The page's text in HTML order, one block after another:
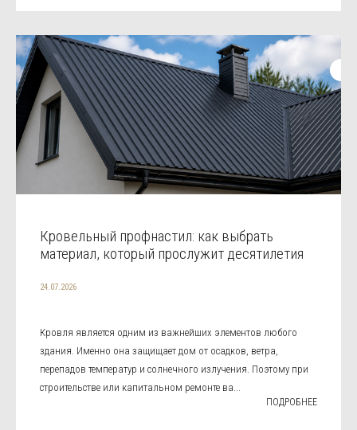
Кровельный профнастил: как выбрать
материал, который прослужит десятилетия
24.07.2026
Кровля является одним из важнейших элементов любого
здания. Именно она защищает дом от осадков, ветра,
перепадов температур и солнечного излучения. Поэтому при
строительстве или капитальном ремонте ва...
ПОДРОБНЕЕ